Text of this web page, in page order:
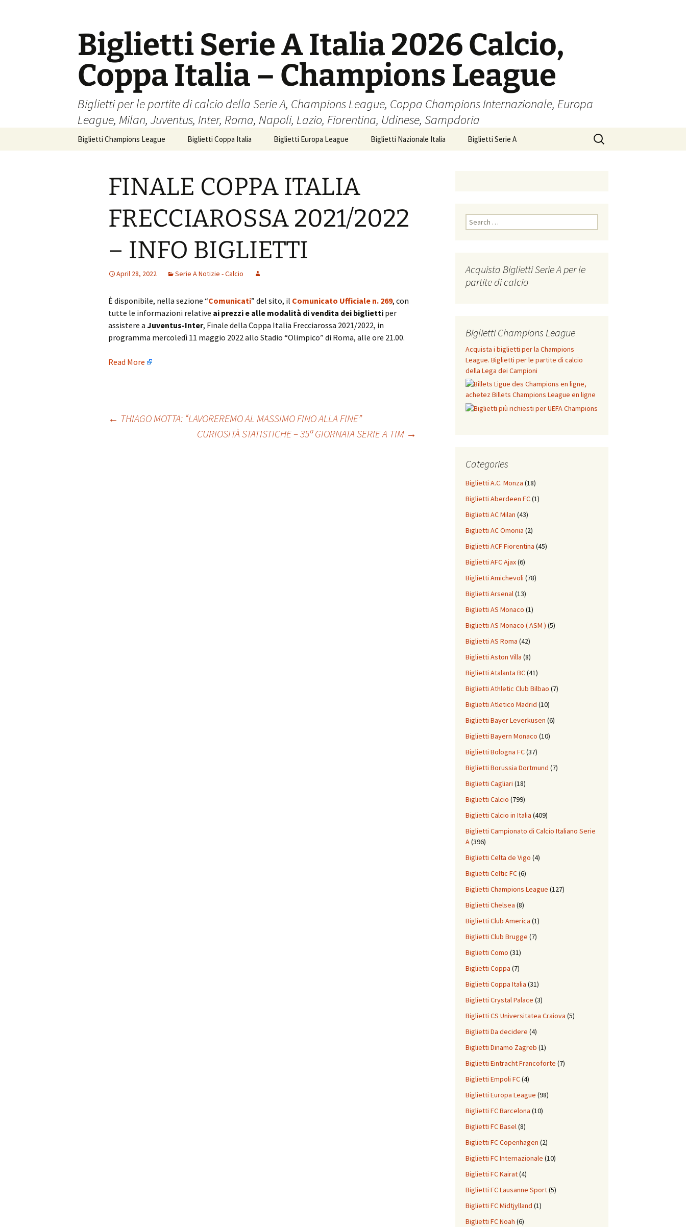
Biglietti Serie A Italia 2026 Calcio,
Coppa Italia – Champions League
Biglietti per le partite di calcio della Serie A, Champions League, Coppa Champions Internazionale, Europa
League, Milan, Juventus, Inter, Roma, Napoli, Lazio, Fiorentina, Udinese, Sampdoria
Biglietti Champions League Biglietti Coppa Italia Biglietti Europa League Biglietti Nazionale Italia Biglietti Serie A
Search
for:
FINALE COPPA ITALIA
FRECCIAROSSA 2021/2022
– INFO BIGLIETTI
April 28, 2022 Serie A Notizie - Calcio
È disponibile, nella sezione “Comunicati” del sito, il Comunicato Ufficiale n. 269, con
tutte le informazioni relative ai prezzi e alle modalità di vendita dei biglietti per
assistere a Juventus-Inter, Finale della Coppa Italia Frecciarossa 2021/2022, in
programma mercoledì 11 maggio 2022 allo Stadio “Olimpico” di Roma, alle ore 21.00.
Read More
← THIAGO MOTTA: “LAVOREREMO AL MASSIMO FINO ALLA FINE”
CURIOSITÀ STATISTICHE – 35ª GIORNATA SERIE A TIM →
Search
for:
Acquista Biglietti Serie A per le
partite di calcio
Biglietti Champions League
Acquista i biglietti per la Champions
League. Biglietti per le partite di calcio
della Lega dei Campioni
Categories
Biglietti A.C. Monza (18)
Biglietti Aberdeen FC(1)
Biglietti AC Milan (43)
Biglietti AC Omonia (2)
Biglietti ACF Fiorentina (45)
Biglietti AFC Ajax(6)
Biglietti Amichevoli (78)
Biglietti Arsenal(13)
Biglietti AS Monaco (1)
Biglietti AS Monaco ( ASM ) (5)
Biglietti AS Roma (42)
Biglietti Aston Villa (8)
Biglietti Atalanta BC(41)
Biglietti Athletic Club Bilbao (7)
Biglietti Atletico Madrid (10)
Biglietti Bayer Leverkusen (6)
Biglietti Bayern Monaco (10)
Biglietti Bologna FC(37)
Biglietti Borussia Dortmund (7)
Biglietti Cagliari (18)
Biglietti Calcio (799)
Biglietti Calcio in Italia (409)
Biglietti Campionato di Calcio Italiano Serie
A(396)
Biglietti Celta de Vigo (4)
Biglietti Celtic FC(6)
Biglietti Champions League (127)
Biglietti Chelsea (8)
Biglietti Club America (1)
Biglietti Club Brugge (7)
Biglietti Como (31)
Biglietti Coppa (7)
Biglietti Coppa Italia (31)
Biglietti Crystal Palace (3)
Biglietti CS Universitatea Craiova (5)
Biglietti Da decidere (4)
Biglietti Dinamo Zagreb (1)
Biglietti Eintracht Francoforte (7)
Biglietti Empoli FC(4)
Biglietti Europa League (98)
Biglietti FC Barcelona (10)
Biglietti FC Basel(8)
Biglietti FC Copenhagen (2)
Biglietti FC Internazionale (10)
Biglietti FC Kairat(4)
Biglietti FC Lausanne Sport(5)
Biglietti FC Midtjylland (1)
Biglietti FC Noah (6)